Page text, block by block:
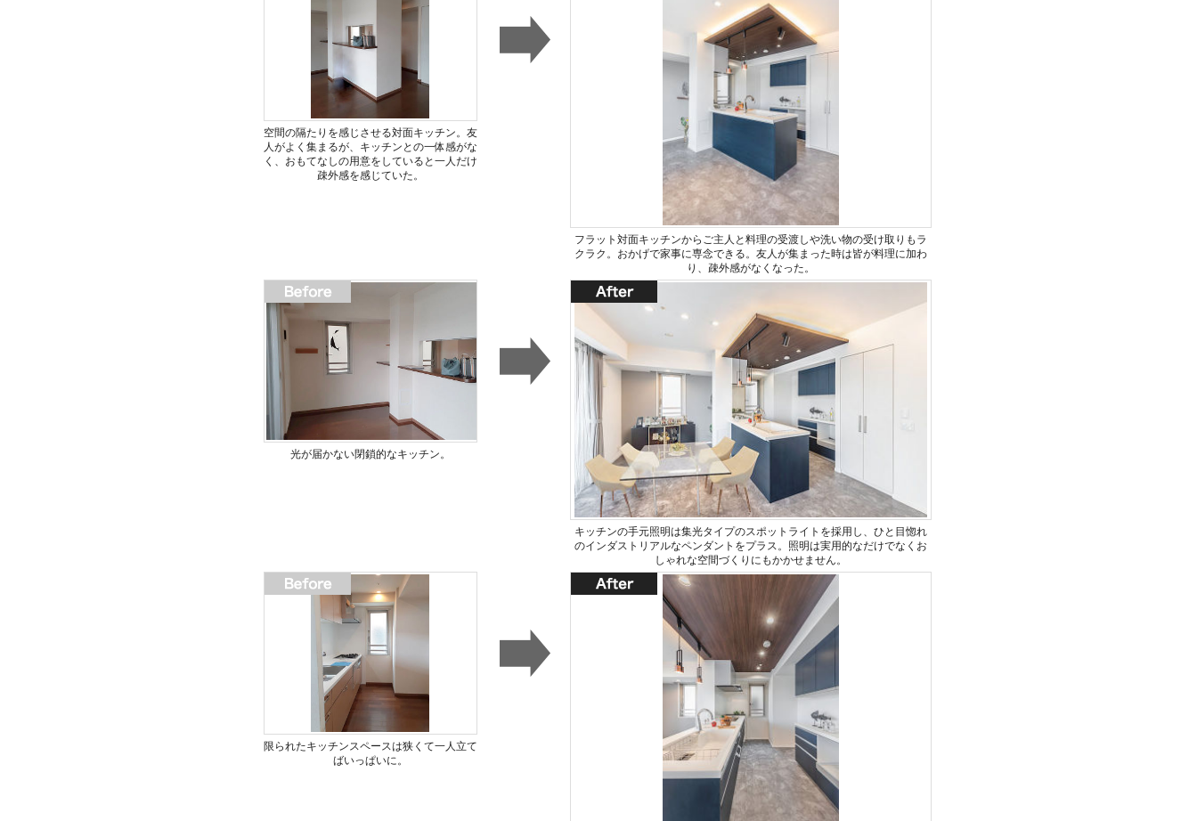
空間の隔たりを感じさせる対面キッチン。友
人がよく集まるが、キッチンとの一体感がな
く、おもてなしの用意をしていると一人だけ
疎外感を感じていた。
フラット対面キッチンからご主人と料理の受渡しや洗い物の受け取りもラ
クラク。おかげで家事に専念できる。友人が集まった時は皆が料理に加わ
り、疎外感がなくなった。
光が届かない閉鎖的なキッチン。
キッチンの手元照明は集光タイプのスポットライトを採用し、ひと目惚れ
のインダストリアルなペンダントをプラス。照明は実用的なだけでなくお
しゃれな空間づくりにもかかせません。
限られたキッチンスペースは狭くて一人立て
ばいっぱいに。